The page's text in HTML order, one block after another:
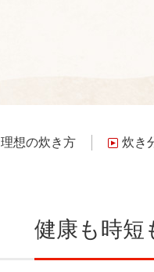
理想の炊き方 炊き
健康も時短